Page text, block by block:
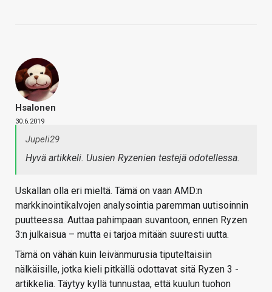
Hsalonen
30.6.2019
Jupeli29
Hyvä artikkeli. Uusien Ryzenien testejä odotellessa.
Uskallan olla eri mieltä. Tämä on vaan AMD:n
markkinointikalvojen analysointia paremman uutisoinnin
puutteessa. Auttaa pahimpaan suvantoon, ennen Ryzen
3:n julkaisua – mutta ei tarjoa mitään suuresti uutta.
Tämä on vähän kuin leivänmurusia tiputeltaisiin
nälkäisille, jotka kieli pitkällä odottavat sitä Ryzen 3 -
artikkelia. Täytyy kyllä tunnustaa, että kuulun tuohon